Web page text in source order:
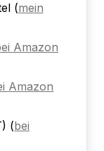
(mein
Amazon
Amazon
(bei